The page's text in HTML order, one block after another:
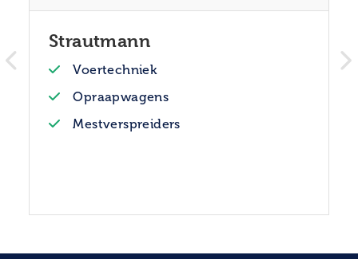
Strautmann
Voertechniek
Opraapwagens
Mestverspreiders